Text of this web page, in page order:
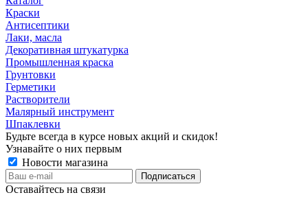
Краски
Антисептики
Лаки, масла
Декоративная штукатурка
Промышленная краска
Грунтовки
Герметики
Растворители
Малярный инструмент
Шпаклевки
Будьте всегда в курсе новых акций и скидок!
Узнавайте о них первым
Новости магазина
Оставайтесь на связи